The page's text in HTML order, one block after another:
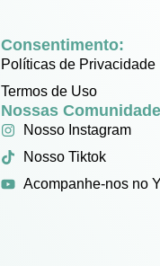
Consentimento:
Políticas de Privacidade
Termos de Uso
Nossas
Nosso Instagram
Nosso Tiktok
Acompanhe-nos no